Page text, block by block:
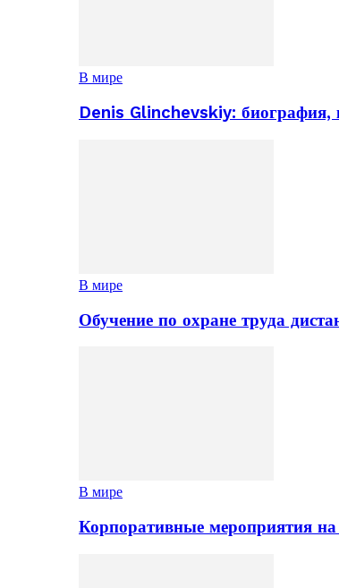
В мире
Denis Glinchevskiy: биография,
В мире
Обучение по охране труда
В мире
Корпоративные мероприятия